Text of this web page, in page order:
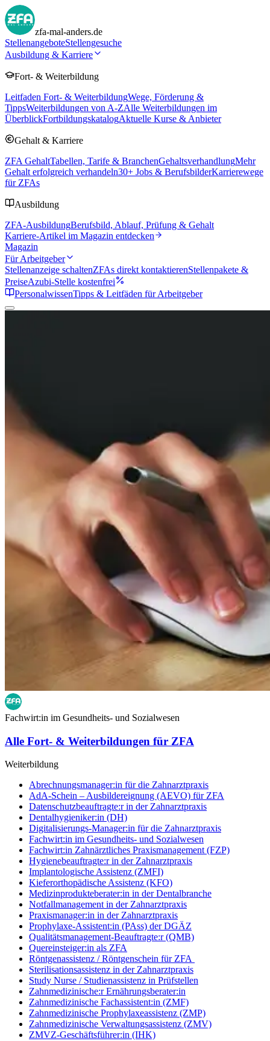
zfa-mal-anders.de
StellenangeboteStellengesuche
Ausbildung & Karriere
Fort- & Weiterbildung
Leitfaden Fort- & WeiterbildungWege, Förderung &
TippsWeiterbildungen von A-ZAlle Weiterbildungen im
ÜberblickFortbildungskatalogAktuelle Kurse & Anbieter
Gehalt & Karriere
ZFA GehaltTabellen, Tarife & BranchenGehaltsverhandlungMehr
Gehalt erfolgreich verhandeln30+ Jobs & BerufsbilderKarrierewege
für ZFAs
Ausbildung
ZFA-AusbildungBerufsbild, Ablauf, Prüfung & Gehalt
Karriere-Artikel im Magazin entdecken
Magazin
Für Arbeitgeber
Stellenanzeige schaltenZFAs direkt kontaktierenStellenpakete &
PreiseAzubi-Stelle kostenfrei
PersonalwissenTipps & Leitfäden für Arbeitgeber
Fachwirt:in im Gesundheits- und Sozialwesen
Alle Fort- & Weiterbildungen für ZFA
Weiterbildung
Abrechnungsmanager:in für die Zahnarztpraxis
AdA-Schein – Ausbildereignung (AEVO) für ZFA
Datenschutzbeauftragte:r in der Zahnarztpraxis
Dentalhygieniker:in (DH)
Digitalisierungs-Manager:in für die Zahnarztpraxis
Fachwirt:in im Gesundheits- und Sozialwesen
Fachwirt:in Zahnärztliches Praxismanagement (FZP)
Hygienebeauftragte:r in der Zahnarztpraxis
Implantologische Assistenz (ZMFI)
Kieferorthopädische Assistenz (KFO)
Medizinprodukteberater:in in der Dentalbranche
Notfallmanagement in der Zahnarztpraxis
Praxismanager:in in der Zahnarztpraxis
Prophylaxe-Assistent:in (PAss) der DGÄZ
Qualitätsmanagement-Beauftragte:r (QMB)
Quereinsteiger:in als ZFA
Röntgenassistenz / Röntgenschein für ZFA
Sterilisationsassistenz in der Zahnarztpraxis
Study Nurse / Studienassistenz in Prüfstellen
Zahnmedizinische:r Ernährungsberater:in
Zahnmedizinische Fachassistent:in (ZMF)
Zahnmedizinische Prophylaxeassistenz (ZMP)
Zahnmedizinische Verwaltungsassistenz (ZMV)
ZMVZ-Geschäftsführer:in (IHK)